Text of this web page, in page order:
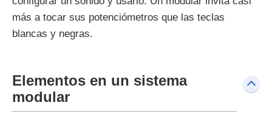
más a tocar sus potenciómetros que las teclas
blancas y negras.
Elementos en un sistema
modular